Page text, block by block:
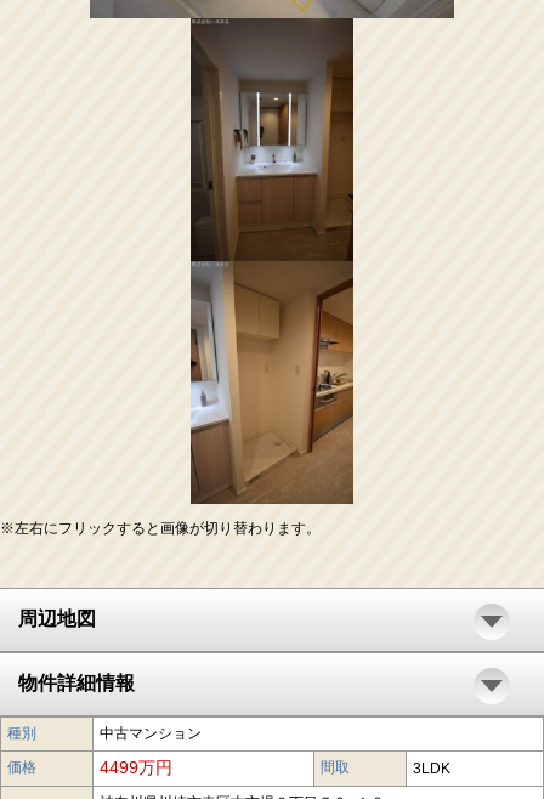
※左右にフリックすると画像が切り替わります。
周辺地図
物件詳細情報
種別
中古マンション
価格
4499万円 間取
3LDK